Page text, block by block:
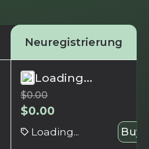
Neuregistrierung
Loading...
$0.00
$0.00
Loading... Buy